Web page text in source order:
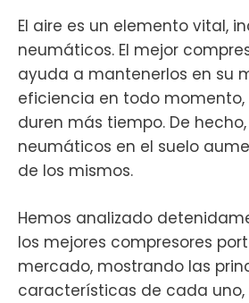
El aire es un elemento vital,
neumáticos. El mejor
ayuda a mantenerlos en su
eficiencia en todo
duren más tiempo. De
neumáticos en el suelo
de los mismos.
Hemos analizado
los mejores compresores
mercado, mostrando las
características de cada uno,